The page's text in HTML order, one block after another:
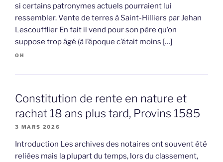
si certains patronymes actuels pourraient lui
ressembler. Vente de terres à Saint-Hilliers par Jehan
Lescoufflier En fait il vend pour son père qu’on
suppose trop âgé (à l’époque c’était moins […]
OH
Constitution de rente en nature et
rachat 18 ans plus tard, Provins 1585
3 MARS 2026
Introduction Les archives des notaires ont souvent été
reliées mais la plupart du temps, lors du classement,